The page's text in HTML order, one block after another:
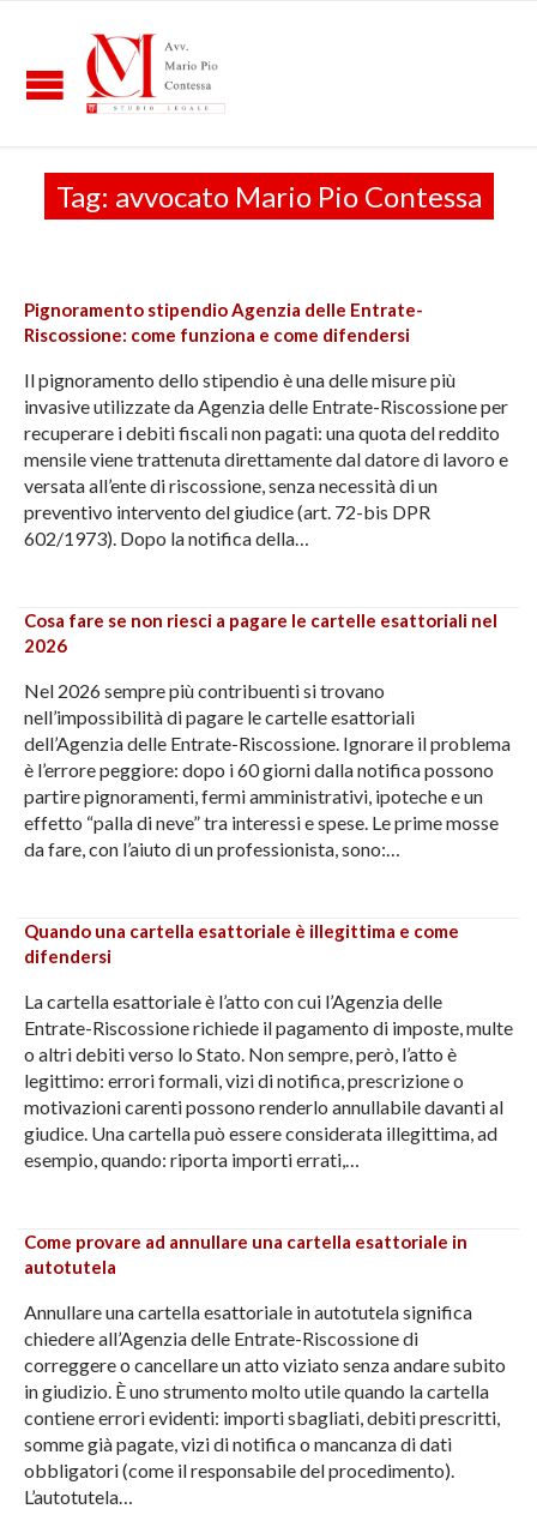
Tag: avvocato Mario Pio Contessa
Pignoramento stipendio Agenzia delle Entrate-
Riscossione: come funziona e come difendersi
Il pignoramento dello stipendio è una delle misure più
invasive utilizzate da Agenzia delle Entrate-Riscossione per
recuperare i debiti fiscali non pagati: una quota del reddito
mensile viene trattenuta direttamente dal datore di lavoro e
versata all’ente di riscossione, senza necessità di un
preventivo intervento del giudice (art. 72-bis DPR
602/1973). Dopo la notifica della…
Cosa fare se non riesci a pagare le cartelle esattoriali nel
2026
Nel 2026 sempre più contribuenti si trovano
nell’impossibilità di pagare le cartelle esattoriali
dell’Agenzia delle Entrate-Riscossione. Ignorare il problema
è l’errore peggiore: dopo i 60 giorni dalla notifica possono
partire pignoramenti, fermi amministrativi, ipoteche e un
effetto “palla di neve” tra interessi e spese. Le prime mosse
da fare, con l’aiuto di un professionista, sono:…
Quando una cartella esattoriale è illegittima e come
difendersi
La cartella esattoriale è l’atto con cui l’Agenzia delle
Entrate-Riscossione richiede il pagamento di imposte, multe
o altri debiti verso lo Stato. Non sempre, però, l’atto è
legittimo: errori formali, vizi di notifica, prescrizione o
motivazioni carenti possono renderlo annullabile davanti al
giudice. Una cartella può essere considerata illegittima, ad
esempio, quando: riporta importi errati,…
Come provare ad annullare una cartella esattoriale in
autotutela
Annullare una cartella esattoriale in autotutela significa
chiedere all’Agenzia delle Entrate-Riscossione di
correggere o cancellare un atto viziato senza andare subito
in giudizio. È uno strumento molto utile quando la cartella
contiene errori evidenti: importi sbagliati, debiti prescritti,
somme già pagate, vizi di notifica o mancanza di dati
obbligatori (come il responsabile del procedimento).
L’autotutela…